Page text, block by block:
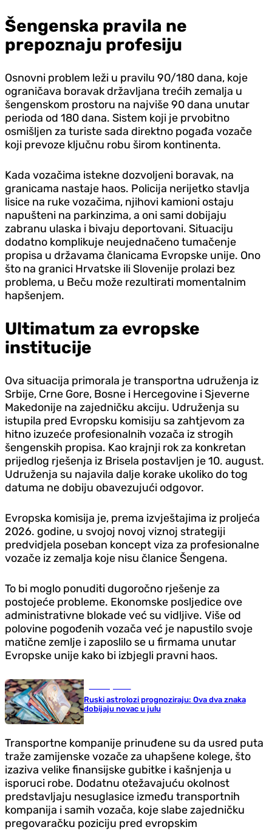
Šengenska pravila ne
prepoznaju profesiju
Osnovni problem leži u pravilu 90/180 dana, koje
ograničava boravak državljana trećih zemalja u
šengenskom prostoru na najviše 90 dana unutar
perioda od 180 dana. Sistem koji je prvobitno
osmišljen za turiste sada direktno pogađa vozače
koji prevoze ključnu robu širom kontinenta.
Kada vozačima istekne dozvoljeni boravak, na
granicama nastaje haos. Policija nerijetko stavlja
lisice na ruke vozačima, njihovi kamioni ostaju
napušteni na parkinzima, a oni sami dobijaju
zabranu ulaska i bivaju deportovani. Situaciju
dodatno komplikuje neujednačeno tumačenje
propisa u državama članicama Evropske unije. Ono
što na granici Hrvatske ili Slovenije prolazi bez
problema, u Beču može rezultirati momentalnim
hapšenjem.
Ultimatum za evropske
institucije
Ova situacija primorala je transportna udruženja iz
Srbije, Crne Gore, Bosne i Hercegovine i Sjeverne
Makedonije na zajedničku akciju. Udruženja su
istupila pred Evropsku komisiju sa zahtjevom za
hitno izuzeće profesionalnih vozača iz strogih
šengenskih propisa. Kao krajnji rok za konkretan
prijedlog rješenja iz Brisela postavljen je 10. august.
Udruženja su najavila dalje korake ukoliko do tog
datuma ne dobiju obavezujući odgovor.
Evropska komisija je, prema izvještajima iz proljeća
2026. godine, u svojoj novoj viznoj strategiji
predvidjela poseban koncept viza za profesionalne
vozače iz zemalja koje nisu članice Šengena.
To bi moglo ponuditi dugoročno rješenje za
postojeće probleme. Ekonomske posljedice ove
administrativne blokade već su vidljive. Više od
polovine pogođenih vozača već je napustilo svoje
matične zemlje i zaposlilo se u firmama unutar
Evropske unije kako bi izbjegli pravni haos.
Ruski astrolozi prognoziraju: Ova dva znaka
dobijaju novac u julu
Transportne kompanije prinuđene su da usred puta
traže zamijenske vozače za uhapšene kolege, što
izaziva velike finansijske gubitke i kašnjenja u
isporuci robe. Dodatnu otežavajuću okolnost
predstavljaju nesuglasice između transportnih
kompanija i samih vozača, koje slabe zajedničku
pregovaračku poziciju pred evropskim